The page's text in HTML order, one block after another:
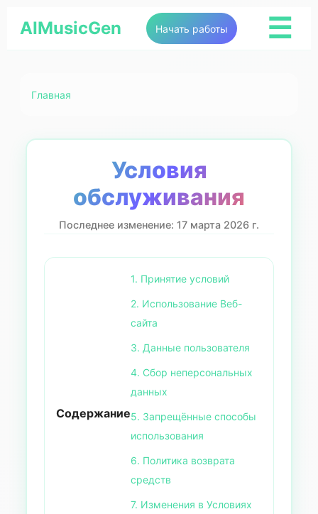
AIMusicGen Начать работы ☰
Главная
Условия
обслуживания
Последнее изменение: 17 марта 2026 г.
Содержание
1. Принятие условий
2. Использование Веб-
сайта
3. Данные пользователя
4. Сбор неперсональных
данных
5. Запрещённые способы
использования
6. Политика возврата
средств
7. Изменения в Условиях